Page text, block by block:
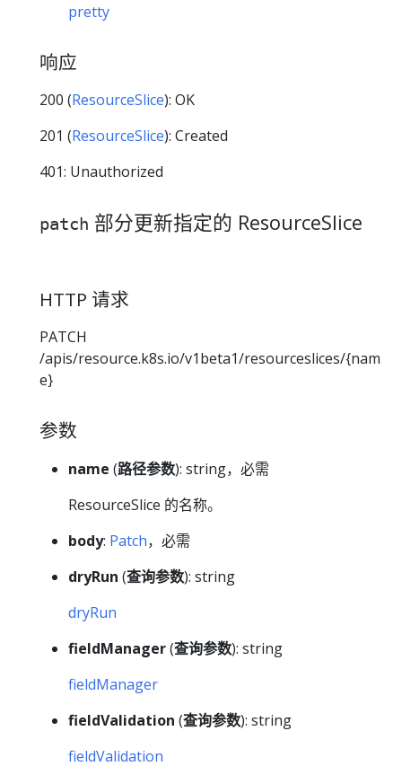
pretty
响应
200 (ResourceSlice): OK
201 (ResourceSlice): Created
401: Unauthorized
patch 部分更新指定的 ResourceSlice
HTTP 请求
PATCH
/apis/resource.k8s.io/v1beta1/resourceslices/{nam
e}
参数
name (路径参数): string，必需
ResourceSlice 的名称。
body: Patch，必需
dryRun (查询参数): string
dryRun
fieldManager(查询参数): string
fieldManager
fieldValidation (查询参数): string
fieldValidation